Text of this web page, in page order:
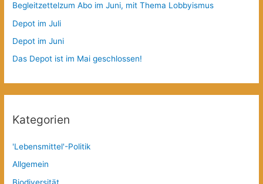
Begleitzettelzum Abo im Juni, mit Thema Lobbyismus
Depot im Juli
Depot im Juni
Das Depot ist im Mai geschlossen!
Kategorien
'Lebensmittel'-Politik
Allgemein
Biodiversität